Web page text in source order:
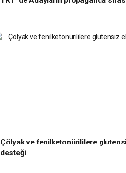
Çölyak ve fenilketonürililere
desteği